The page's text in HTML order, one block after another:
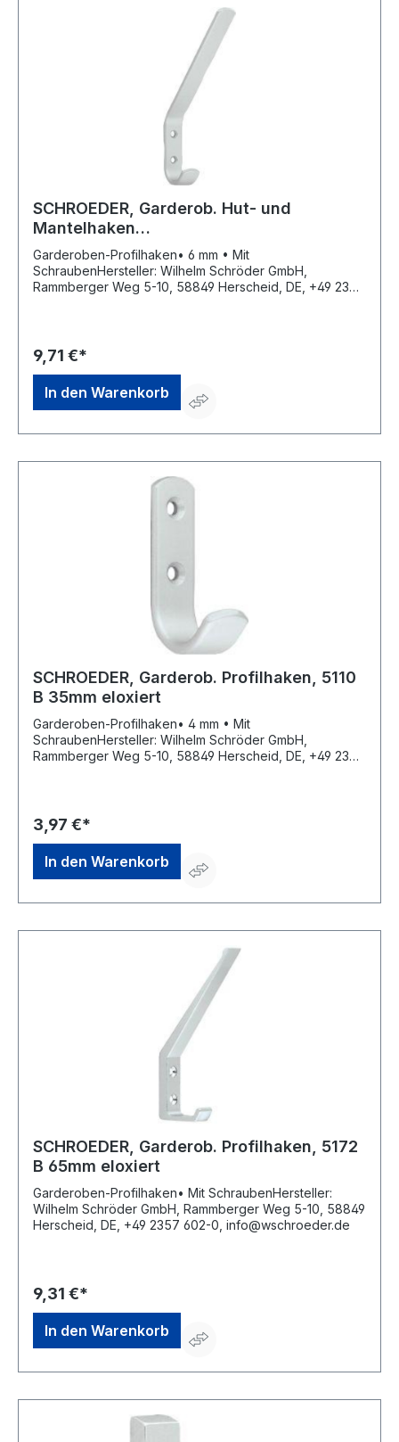
SCHROEDER, Garderob. Hut- und
Mantelhaken
Einf.haken,5202,Aluminiumsilberfarbig
eloxiert
Garderoben-Profilhaken• 6 mm • Mit
SchraubenHersteller: Wilhelm Schröder GmbH,
Rammberger Weg 5-10, 58849 Herscheid, DE, +49 2357
9,71 €*
In den Warenkorb
SCHROEDER, Garderob. Profilhaken, 5110
B 35mm eloxiert
Garderoben-Profilhaken• 4 mm • Mit
SchraubenHersteller: Wilhelm Schröder GmbH,
Rammberger Weg 5-10, 58849 Herscheid, DE, +49 2357
3,97 €*
In den Warenkorb
SCHROEDER, Garderob. Profilhaken, 5172
B 65mm eloxiert
Garderoben-Profilhaken• Mit SchraubenHersteller:
Wilhelm Schröder GmbH, Rammberger Weg 5-10, 58849
Herscheid, DE, +49 2357 602-0, info@wschroeder.de
9,31 €*
In den Warenkorb